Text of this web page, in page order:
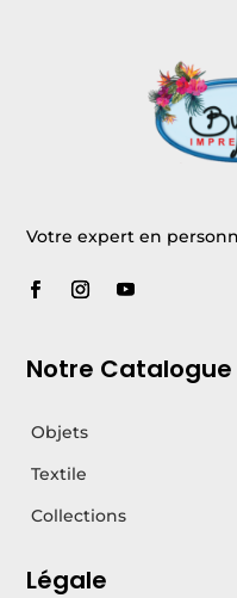
Votre expert en
Notre Catalogue
Objets
Textile
Collections
Légale